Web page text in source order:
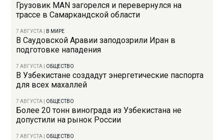
Грузовик MAN загорелся и перевернулся на
трассе в Самаркандской области
7 АВГУСТА В МИРЕ
В Саудовской Аравии заподозрили Иран в
подготовке нападения
7 АВГУСТА ОБЩЕСТВО
В Узбекистане создадут энергетические паспорта
для всех махаллей
7 АВГУСТА ОБЩЕСТВО
Более 20 тонн винограда из Узбекистана не
допустили на рынок России
7 АВГУСТА ОБЩЕСТВО